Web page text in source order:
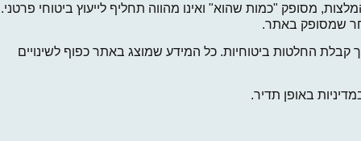
מסופק "כמות שהוא" ואינו מהווה תחליף לייעוץ ביטוחי פרטני.
אחר שמסופק באתר.
החלטות ביטוחיות. כל המידע שמוצג באתר כפוף לשינויים
באופן תדיר.